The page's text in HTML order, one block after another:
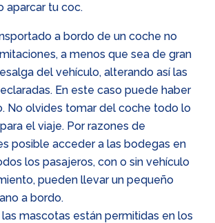
aparcar tu coc.
a bordo de un coche no
a menos que sea de gran
del vehículo, alterando así las
En este caso puede haber
No olvides tomar del coche todo lo
el viaje. Por razones de
posible acceder a las bodegas en
los pasajeros, con o sin vehículo
pueden llevar un pequeño
a bordo.
mascotas están permitidas en los